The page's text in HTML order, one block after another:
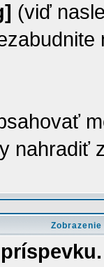
(viď
nahradiť